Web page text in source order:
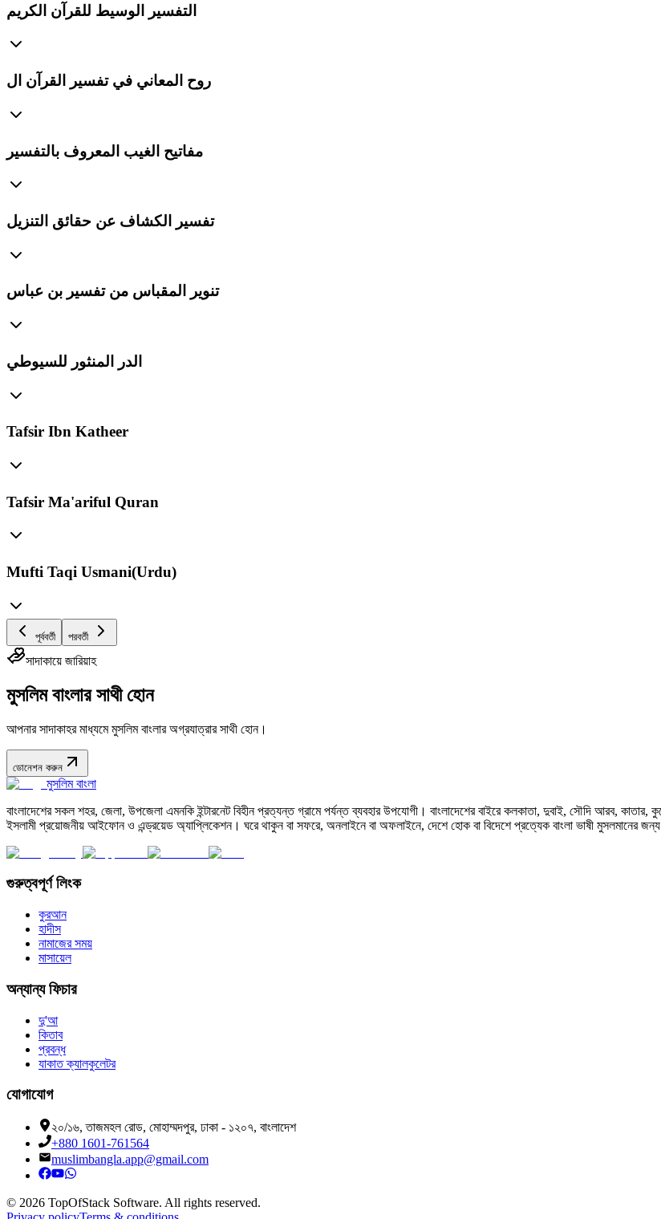
التفسير الوسيط للقرآن الكريم
روح المعاني في تفسير القرآن ال
مفاتيح الغيب المعروف بالتفسير
تفسير الكشاف عن حقائق التنزيل
تنوير المقباس من تفسير بن عباس
الدر المنثور للسيوطي
Tafsir Ibn Katheer
Tafsir Ma'ariful Quran
Mufti Taqi Usmani(Urdu)
পূর্ববর্তী পরবর্তী
সাদাকায়ে জারিয়াহ
মুসলিম বাংলার সাথী হোন
আপনার সাদাকাহর মাধ্যমে মুসলিম বাংলার অগ্রযাত্রার সাথী হোন।
ডোনেশন করুন
মুসলিম বাংলা
বাংলাদেশের সকল শহর, জেলা, উপজেলা এমনকি ইন্টারনেট বিহীন প্রত্যন্ত গ্রামে পর্যন্ত ব্যবহার উপযোগী। বাংলাদেশের বাইরে কলকাতা, দুবাই, সৌদি আরব, কাতার,
ইসলামী প্রয়োজনীয় আইফোন ও এন্ড্রয়েড অ্যাপ্লিকেশন। ঘরে থাকুন বা সফরে, অনলাইনে বা অফলাইনে, দেশে হোক বা বিদেশে প্রত্যেক বাংলা ভাষী মুসলমানের জন্য
গুরুত্বপূর্ণ লিংক
কুরআন
হাদীস
নামাজের সময়
মাসায়েল
অন্যান্য ফিচার
দু'আ
কিতাব
প্রবন্ধ
যাকাত ক্যালকুলেটর
যোগাযোগ
২০/১৬, তাজমহল রোড, মোহাম্মদপুর, ঢাকা - ১২০৭, বাংলাদেশ
+880 1601-761564
muslimbangla.app@gmail.com
© 2026 TopOfStack Software. All rights reserved.